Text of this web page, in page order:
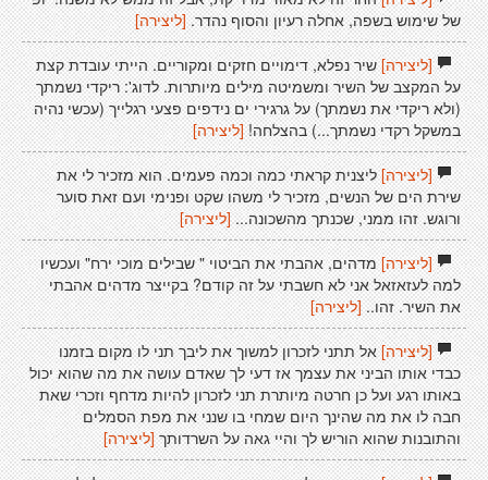
של שימוש בשפה, אחלה רעיון והסוף נהדר. [ליצירה]
[ליצירה]שיר נפלא, דימויים חזקים ומקוריים. הייתי עובדת קצת
על המקצב של השיר ומשמיטה מילים מיותרות. לדוג': ריקדי נשמתך
(ולא ריקדי את נשמתך) על גרגירי ים נידפים פצעי רגלייך (עכשי נהיה
במשקל רקדי נשמתך...) בהצלחה! [ליצירה]
[ליצירה]ליצנית קראתי כמה וכמה פעמים. הוא מזכיר לי את
שירת הים של הנשים, מזכיר לי משהו שקט ופנימי ועם זאת סוער
ורוגש. זהו ממני, שכנתך מהשכונה... [ליצירה]
[ליצירה]מדהים, אהבתי את הביטוי " שבילים מוכי ירח" ועכשיו
למה לעזאזאל אני לא חשבתי על זה קודם? בקייצר מדהים אהבתי
את השיר. זהו..[ליצירה]
[ליצירה]אל תתני לזכרון למשוך את ליבך תני לו מקום בזמנו
כבדי אותו הביני את עצמך אז דעי לך שאדם עושה את מה שהוא יכול
באותו רגע ועל כן חרטה מיותרת תני לזכרון להיות מדחף וזכרי שאת
חבה לו את מה שהינך היום שמחי בו שנני את מפת הסמלים
והתובנות שהוא הוריש לך והיי גאה על השרדותך [ליצירה]